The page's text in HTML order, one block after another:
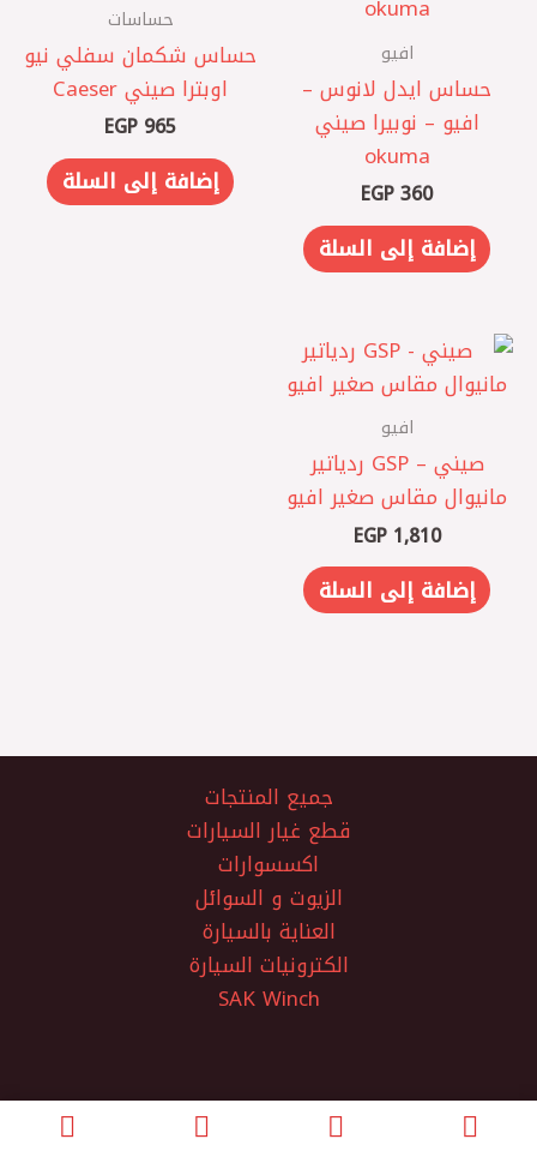
افيو
حساس ايدل لانوس –
افيو – نوبيرا صيني
okuma
EGP360
إضافة إلى السلة
حساسات
حساس شكمان سفلي نيو
اوبترا صيني Caeser
EGP 965
إضافة إلى السلة
افيو
صيني – GSP ردياتير
مانيوال مقاس صغير افيو
EGP1,810
إضافة إلى السلة
جميع المنتجات
قطع غيار السيارات
اكسسوارات
الزيوت و السوائل
العناية بالسيارة
الكترونيات السيارة
SAK Winch
الفتح لتجارة قطع غيار السيارات